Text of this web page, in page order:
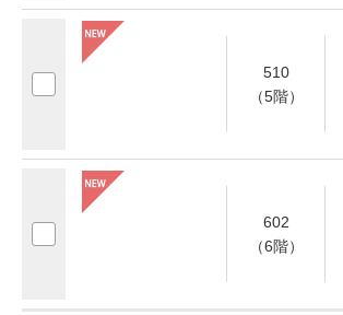
510
（5階）
602
（6階）